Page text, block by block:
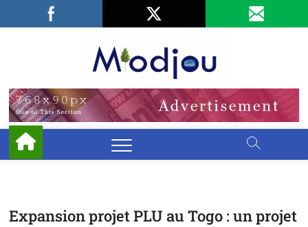
Facebook
LinkedIn
Expansion projet PLU au Togo : un projet